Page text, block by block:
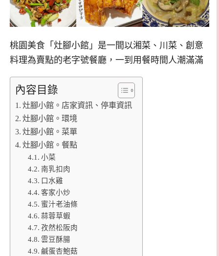
桃園美食「灶腳小館」是一間以湘菜、川菜、創意
料理為賣點的老字號餐廳，一到用餐時間人潮滿滿
內容目錄
灶腳小館。店家資訊、停車資訊
灶腳小館。環境
灶腳小館。菜單
灶腳小館。餐點
小菜
南乳扣肉
口水雞
客家小炒
蜜汁老油條
蒜蓉草蝦
孜然松阪肉
雲豆酥腸
鹹蛋杏鮑菇